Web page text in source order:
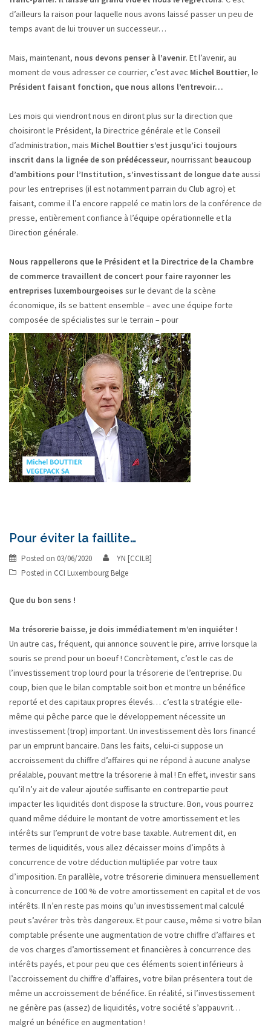
d’ailleurs la raison pour laquelle nous avons laissé passer un peu de
temps avant de lui trouver un successeur…
Mais, maintenant, nous devons penser à l’avenir. Et l’avenir, au
moment de vous adresser ce courrier, c’est avec Michel Bouttier, le
Président faisant fonction, que nous allons l’entrevoir…
Les mois qui viendront nous en diront plus sur la direction que
choisiront le Président, la Directrice générale et le Conseil
d’administration, mais Michel Bouttier s’est jusqu’ici toujours
inscrit dans la lignée de son prédécesseur, nourrissant beaucoup
d’ambitions pour l’Institution, s’investissant de longue date aussi
pour les entreprises (il est notamment parrain du Club agro) et
faisant, comme il l’a encore rappelé ce matin lors de la conférence de
presse, entièrement confiance à l’équipe opérationnelle et la
Direction générale.
Nous rappellerons que le Président et la Directrice de la Chambre
de commerce travaillent de concert pour faire rayonner les
entreprises luxembourgeoises sur le devant de la scène
économique, ils se battent ensemble – avec une équipe forte
composée de spécialistes sur le terrain – pour
.
Pour éviter la faillite…
Posted on 03/06/2020
YN [CCILB]
Posted in CCI Luxembourg Belge
Que du bon sens !
Ma trésorerie baisse, je dois immédiatement m’en inquiéter !
Un autre cas, fréquent, qui annonce souvent le pire, arrive lorsque la
souris se prend pour un boeuf ! Concrètement, c’est le cas de
l’investissement trop lourd pour la trésorerie de l’entreprise. Du
coup, bien que le bilan comptable soit bon et montre un bénéfice
reporté et des capitaux propres élevés… c’est la stratégie elle-
même qui pêche parce que le développement nécessite un
investissement (trop) important. Un investissement dès lors financé
par un emprunt bancaire. Dans les faits, celui-ci suppose un
accroissement du chiffre d’affaires qui ne répond à aucune analyse
préalable, pouvant mettre la trésorerie à mal ! En effet, investir sans
qu’il n’y ait de valeur ajoutée suffisante en contrepartie peut
impacter les liquidités dont dispose la structure. Bon, vous pourrez
quand même déduire le montant de votre amortissement et les
intérêts sur l’emprunt de votre base taxable. Autrement dit, en
termes de liquidités, vous allez décaisser moins d’impôts à
concurrence de votre déduction multipliée par votre taux
d’imposition. En parallèle, votre trésorerie diminuera mensuellement
à concurrence de 100 % de votre amortissement en capital et de vos
intérêts. Il n’en reste pas moins qu’un investissement mal calculé
peut s’avérer très très dangereux. Et pour cause, même si votre bilan
comptable présente une augmentation de votre chiffre d’affaires et
de vos charges d’amortissement et financières à concurrence des
intérêts payés, et pour peu que ces éléments soient inférieurs à
l’accroissement du chiffre d’affaires, votre bilan présentera tout de
même un accroissement de bénéfice. En réalité, si l’investissement
ne génère pas (assez) de liquidités, votre société s’appauvrit…
malgré un bénéfice en augmentation !